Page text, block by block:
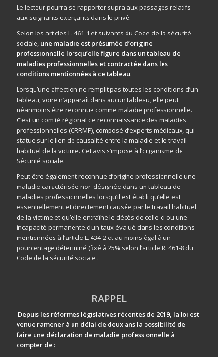
Le lecteur pourra se rapporter supra aux passages relatifs
aux soignants exerçants dans le privé.
Selon les articles L. 461-1 et suivants du Code de la sécurité
sociale, une maladie est présumée d’origine
professionnelle lorsqu’elle figure dans un tableau de
maladies professionnelles et contractée dans les
conditions mentionnées à ce tableau.
Lorsqu’une affection ne remplit pas toutes les conditions d’un
tableau, voire n’apparaît dans aucun tableau, elle peut
néanmoins être reconnue comme maladie professionnelle.
C’est un comité régional de reconnaissance des maladies
professionnelles (CRRMP), composé d’experts médicaux, qui
statue sur le lien de causalité entre la maladie et le travail
habituel de la victime. Cet avis s’impose à l’organisme de
Sécurité sociale.
Peut être également reconnue d’origine professionnelle une
maladie caractérisée non désignée dans un tableau de
maladies professionnelles lorsqu’il est établi qu’elle est
essentiellement et directement causée par le travail habituel
de la victime et qu’elle entraîne le décès de celle-ci ou une
incapacité permanente d’un taux évalué dans les conditions
mentionnées à l’article L. 434-2 et au moins égal à un
pourcentage déterminé (fixé à 25% selon l’article R. 461-8 du
Code de la sécurité sociale .
RAPPEL
Depuis les réformes législatives récentes de 2019, la loi est
venue ramener à un délai de deux ans la possibilité de
faire une déclaration de maladie professionnelle à
compter de :